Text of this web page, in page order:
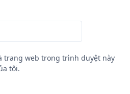
trang web trong trình duyệt này
tôi.